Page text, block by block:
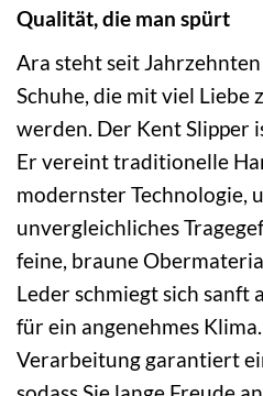
Qualität, die man spürt
Ara steht seit
Schuhe, die mit viel Liebe
werden. Der Kent Slipper
Er vereint traditionelle
modernster Technologie,
unvergleichliches
feine, braune
Leder schmiegt sich sanft
für ein angenehmes
Verarbeitung garantiert